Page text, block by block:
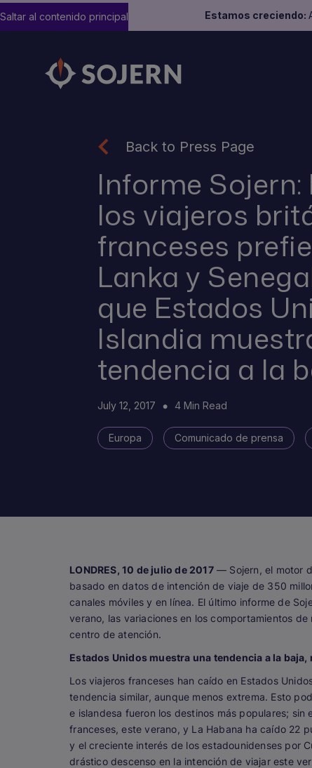
Estamos creciendo:
Saltar al contenido principal
Back to Press Page
Informe Sojern:
los viajeros
franceses
Lanka y
que Estados
Islandia
tendencia a la
July 12, 2017 4 Min Read
Europa Comunicado de prensa
LONDRES, 10 de julio de 2017— Sojern, el motor
basado en datos de intención de viaje de 350
canales móviles y en línea. El último informe de
verano, las variaciones en los comportamientos
centro de atención.
Estados Unidos muestra una tendencia a la
Los viajeros franceses han caído en Estados
tendencia similar, aunque menos extrema. Esto
e islandesa fueron los destinos más populares;
franceses, este verano, y La Habana ha caído 22
y el creciente interés de los estadounidenses por
drástico descenso en la intención de viajar este